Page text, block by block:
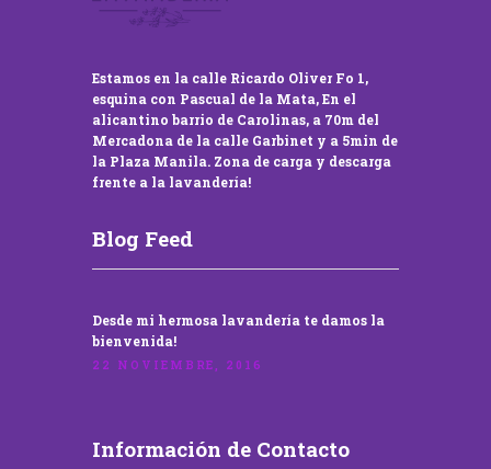
Estamos en la calle Ricardo Oliver Fo 1,
esquina con Pascual de la Mata, En el
alicantino barrio de Carolinas, a 70m del
Mercadona de la calle Garbinet y a 5min de
la Plaza Manila. Zona de carga y descarga
frente a la lavandería!
Blog Feed
Desde mi hermosa lavandería te damos la
bienvenida!
22 NOVIEMBRE, 2016
Información de Contacto